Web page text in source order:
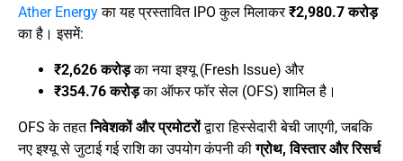
Ather Energyका यह प्रस्तावित IPO कुल मिलाकर₹2,980.7 करोड़
का है। इसमें:
₹2,626 करोड़का नया इश्यू (Fresh Issue) और
₹354.76 करोड़का ऑफर फॉर सेल (OFS) शामिल है।
OFS के तहतनिवेशकों और प्रमोटरोंद्वारा हिस्सेदारी बेची जाएगी, जबकि
नए इश्यू से जुटाई गई राशि का उपयोग कंपनी कीग्रोथ, विस्तार और रिसर्च